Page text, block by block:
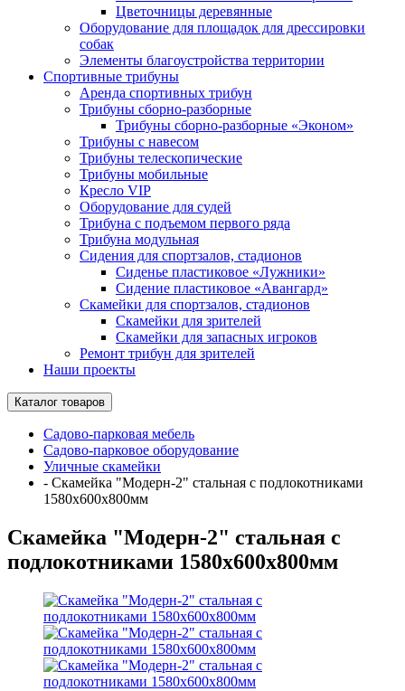
Цветочницы деревянные
Оборудование для площадок для дрессировки
собак
Элементы благоустройства территории
Спортивные трибуны
Аренда спортивных трибун
Трибуны сборно-разборные
Трибуны сборно-разборные «Эконом»
Трибуны с навесом
Трибуны телескопические
Трибуны мобильные
Кресло VIP
Оборудование для судей
Трибуна с подъемом первого ряда
Трибуна модульная
Сидения для спортзалов, стадионов
Сиденье пластиковое «Лужники»
Сидение пластиковое «Авангард»
Скамейки для спортзалов, стадионов
Скамейки для зрителей
Скамейки для запасных игроков
Ремонт трибун для зрителей
Наши проекты
Каталог товаров
Садово-парковая мебель
Садово-парковое оборудование
Уличные скамейки
- Скамейка "Модерн-2" стальная с подлокотниками
1580х600х800мм
Скамейка "Модерн-2" стальная с
подлокотниками 1580х600х800мм